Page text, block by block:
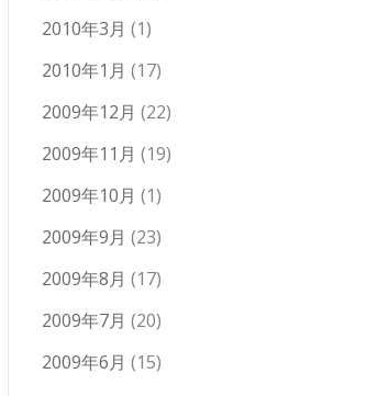
2010年3月 (1)
2010年1月 (17)
2009年12月 (22)
2009年11月 (19)
2009年10月 (1)
2009年9月 (23)
2009年8月 (17)
2009年7月 (20)
2009年6月 (15)